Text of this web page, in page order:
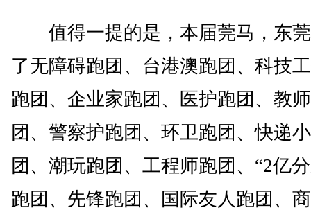
值得一提的是，本届莞马，东
了无障碍跑团、台港澳跑团、科技
跑团、企业家跑团、医护跑团、教
团、警察护跑团、环卫跑团、快递
团、潮玩跑团、工程师跑团、“2亿
跑团、先锋跑团、国际友人跑团、